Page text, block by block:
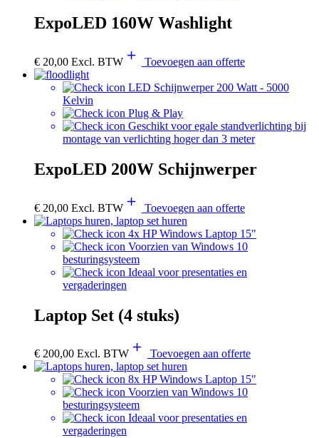
ExpoLED 160W Washlight
€ 20,00 Excl. BTW Toevoegen aan offerte
LED Schijnwerper 200 Watt - 5000
Kelvin
Plug & Play
Geschikt voor egale standverlichting bij
montage van verlichting hoger dan 3 meter
ExpoLED 200W Schijnwerper
€ 20,00 Excl. BTW Toevoegen aan offerte
4x HP Windows Laptop 15"
Voorzien van Windows 10
besturingsysteem
Ideaal voor presentaties en
vergaderingen
Laptop Set (4 stuks)
€ 200,00 Excl. BTW Toevoegen aan offerte
8x HP Windows Laptop 15"
Voorzien van Windows 10
besturingsysteem
Ideaal voor presentaties en
vergaderingen